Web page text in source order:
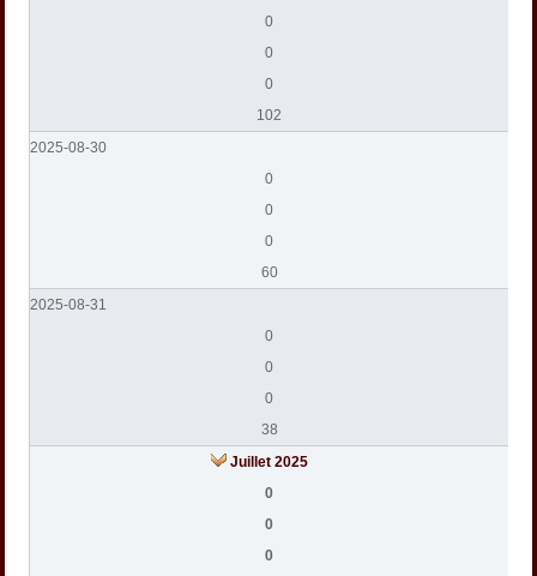
0
0
0
102
2025-08-30
0
0
0
60
2025-08-31
0
0
0
38
Juillet 2025
0
0
0